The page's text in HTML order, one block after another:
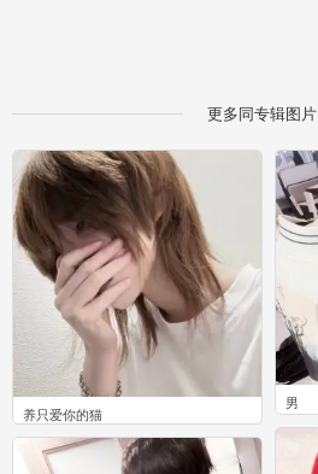
更多同专辑图片
男
0
养只爱你的猫
0